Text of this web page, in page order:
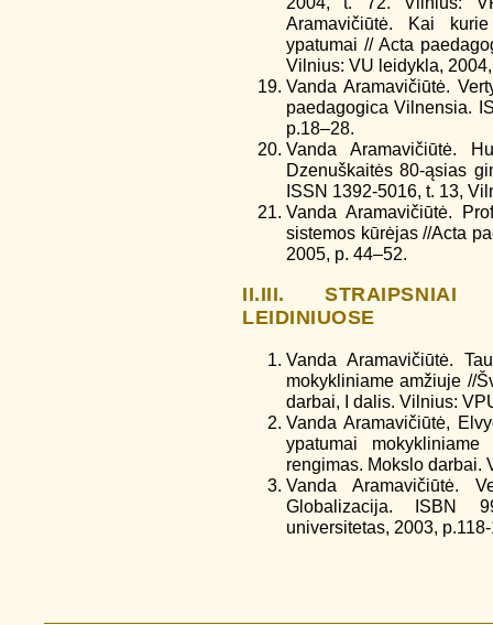
Aramavičiūtė. Kai
ypatumai // Acta
Vilnius: VU leidykla,
Vanda Aramavičiūtė.
paedagogica Vilnensia.
p.18–28.
Vanda Aramavičiūtė.
Dzenuškaitės 80-ąsias
ISSN 1392-5016, t. 13,
Vanda Aramavičiūtė.
sistemos kūrėjas //Acta
2005, p. 44–52.
II.III. STRAIPSNIAI
LEIDINIUOSE
Vanda Aramavičiūtė.
mokykliniame amžiuje //
darbai, I dalis. Vilnius:
Vanda Aramavičiūtė,
ypatumai
rengimas. Mokslo darbai.
Vanda Aramavičiūtė.
Globalizacija. ISBN
universitetas, 2003,